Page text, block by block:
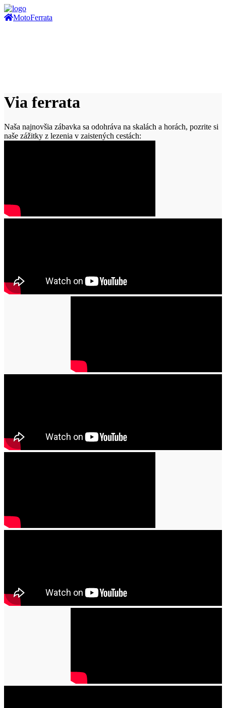
MotoFerrata
Via ferrata
Naša najnovšia zábavka sa odohráva na skalách a horách, pozrite si
naše zážitky z lezenia v zaistených cestách: